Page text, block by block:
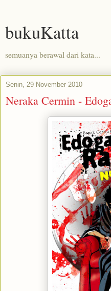
bukuKatta
semuanya berawal dari kata...
Senin, 29 November 2010
Neraka Cermin -